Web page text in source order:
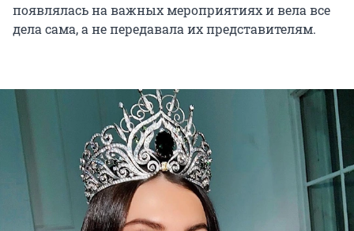
появлялась на важных мероприятиях и вела все
дела сама, а не передавала их представителям.